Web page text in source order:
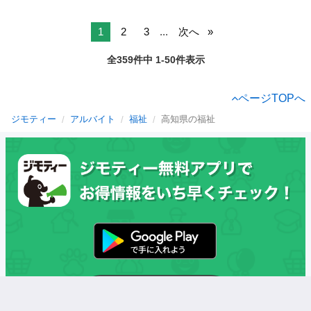
1 2 3 ... 次へ
全359件中 1-50件表示
ページTOPへ
ジモティー アルバイト 福祉 高知県の福祉